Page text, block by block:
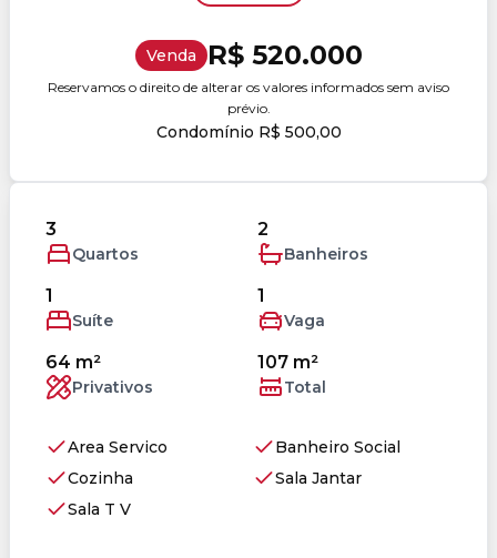
Venda R$ 520.000
Reservamos o direito de alterar os valores informados sem aviso
prévio.
Condomínio R$ 500,00
3
Quartos
2
Banheiros
1
Suíte
1
Vaga
64 m²
Privativos
107 m²
Total
Area Servico
Banheiro Social
Cozinha
Sala Jantar
Sala T V